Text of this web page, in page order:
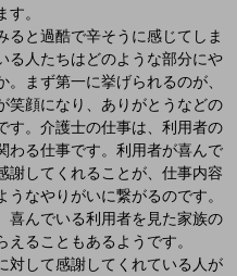
。
ると過酷で辛そうに感じてしま
る人たちはどのような部分にや
まず第一に挙げられるのが、
笑顔になり、ありがとうなどの
す。介護士の仕事は、利用者の
わる仕事です。利用者が喜んで
謝してくれることが、仕事内容
なやりがいに繋がるのです。
喜んでいる利用者を見た家族の
ることもあるようです。
対して感謝してくれている人が